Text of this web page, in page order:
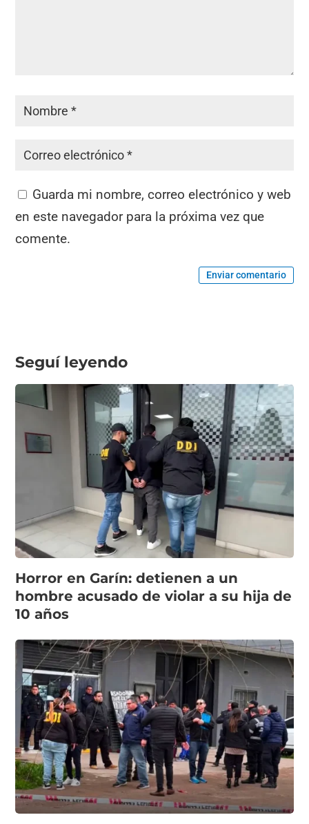
Guarda mi nombre, correo electrónico y web
en este navegador para la próxima vez que
comente.
Enviar comentario
Seguí leyendo
Horror en Garín: detienen a un
hombre acusado de violar a su hija de
10 años